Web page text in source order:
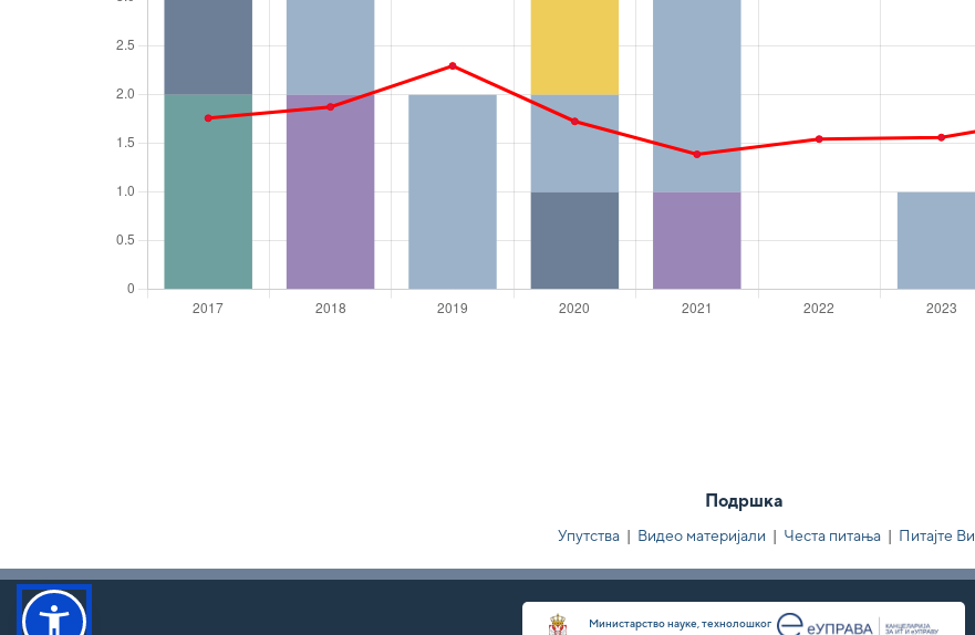
Подршка
Упутства | Видео материјали | Честа питања | Питајте Ви
Министарство науке, технолошког